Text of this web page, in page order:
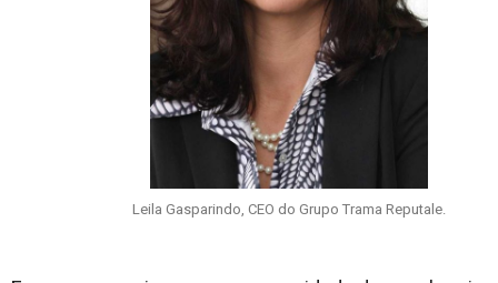
Leila Gasparindo, CEO do Grupo Trama Reputale.